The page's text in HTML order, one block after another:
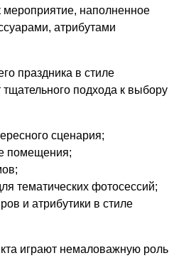
мероприятие, наполненное
атрибутами
праздника в стиле
тщательного подхода к выбору
сценария;
помещения;
тематических фотосессий;
и атрибутики в стиле
играют немаловажную роль